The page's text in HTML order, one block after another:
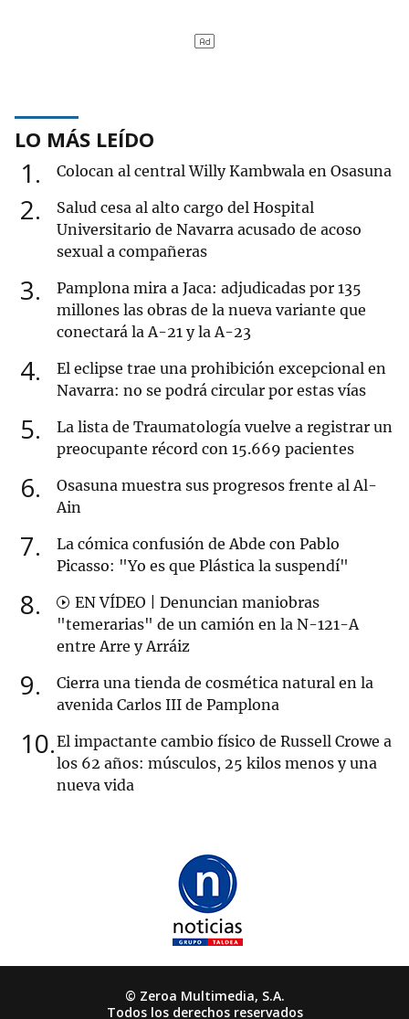
LO MÁS LEÍDO
1 Colocan al central Willy Kambwala en Osasuna
2
Salud cesa al alto cargo del Hospital
Universitario de Navarra acusado de acoso
sexual a compañeras
3
Pamplona mira a Jaca: adjudicadas por 135
millones las obras de la nueva variante que
conectará la A-21 y la A-23
4
El eclipse trae una prohibición excepcional en
Navarra: no se podrá circular por estas vías
5
La lista de Traumatología vuelve a registrar un
preocupante récord con 15.669 pacientes
6
Osasuna muestra sus progresos frente al Al-
Ain
7
La cómica confusión de Abde con Pablo
Picasso: "Yo es que Plástica la suspendí"
8
EN VÍDEO | Denuncian maniobras
"temerarias" de un camión en la N-121-A
entre Arre y Arráiz
9
Cierra una tienda de cosmética natural en la
avenida Carlos III de Pamplona
10 El impactante cambio físico de Russell Crowe a
los 62 años: músculos, 25 kilos menos y una
nueva vida
© Zeroa Multimedia, S.A.
Todos los derechos reservados